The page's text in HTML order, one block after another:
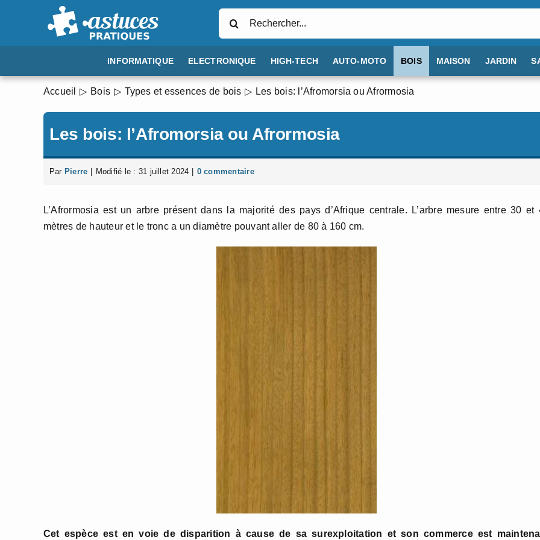
INFORMATIQUE ELECTRONIQUE HIGH-TECH AUTO-MOTO BOIS MAISON JARDIN
Accueil Bois Types et essences de bois Les bois: l’Afromorsia ou Afrormosia
Les bois: l’Afromorsia ou Afrormosia
Par Pierre Modifié le : 31 juillet 2024 0 commentaire
L’Afrormosia est un arbre présent dans la majorité des pays d’Afrique centrale. L’arbre mesure entre 30 et
mètres de hauteur et le tronc a un diamètre pouvant aller de 80 à 160 cm.
Cet espèce est en voie de disparition à cause de sa surexploitation et son commerce est